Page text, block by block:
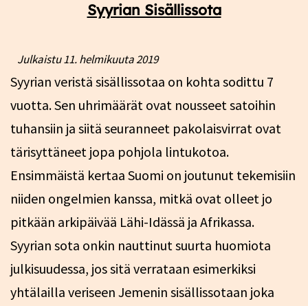
Syyrian Sisällissota
Julkaistu11. helmikuuta 2019
Syyrian veristä sisällissotaa on kohta sodittu 7
vuotta. Sen uhrimäärät ovat nousseet satoihin
tuhansiin ja siitä seuranneet pakolaisvirrat ovat
tärisyttäneet jopa pohjola lintukotoa.
Ensimmäistä kertaa Suomi on joutunut tekemisiin
niiden ongelmien kanssa, mitkä ovat olleet jo
pitkään arkipäivää Lähi-Idässä ja Afrikassa.
Syyrian sota onkin nauttinut suurta huomiota
julkisuudessa, jos sitä verrataan esimerkiksi
yhtälailla veriseen Jemenin sisällissotaan joka